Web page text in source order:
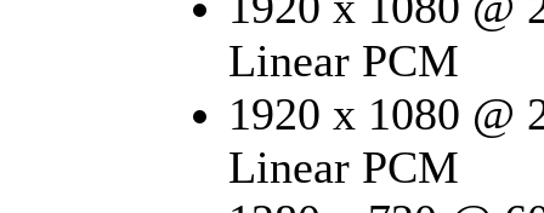
Linear PCM
1920 x 1080 @
Linear PCM